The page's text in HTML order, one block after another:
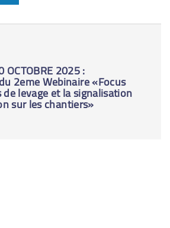
2025 :
2eme Webinaire «Focus
levage et la signalisation
sur les chantiers»